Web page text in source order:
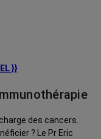
}}
des cancers.
? Le Pr Eric